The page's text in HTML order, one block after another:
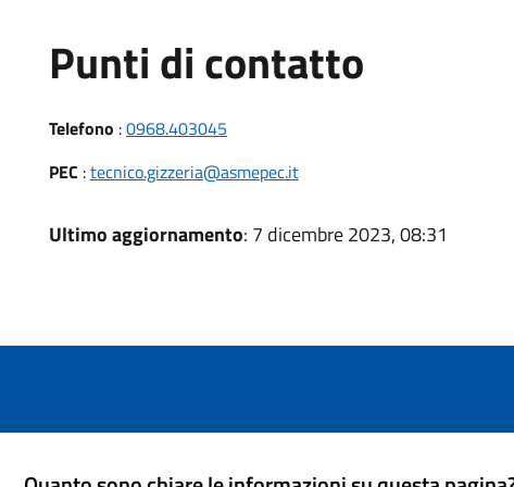
Punti di contatto
Telefono :0968.403045
PEC :tecnico.gizzeria@asmepec.it
Ultimo aggiornamento: 7 dicembre 2023, 08:31